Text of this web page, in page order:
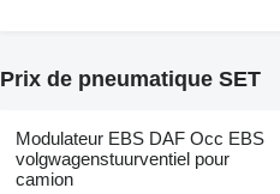
Prix de pneumatique SET
Modulateur EBS DAF Occ EBS
volgwagenstuurventiel pour
camion